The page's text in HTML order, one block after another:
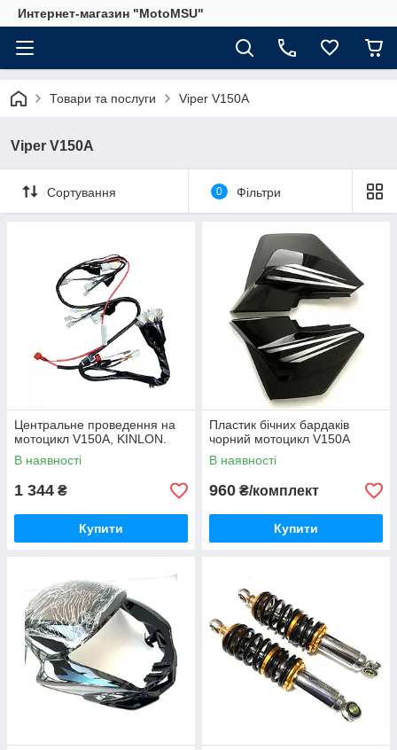
Интернет-магазин "MotoMSU"
Товари та послуги Viper V150A
Viper V150A
Сортування 0 Фільтри
Центральне проведення на
мотоцикл V150A, KINLON.
В наявності
1 344 ₴
Купити
Пластик бічних бардаків
чорний мотоцикл V150A
В наявності
960 ₴/комплект
Купити